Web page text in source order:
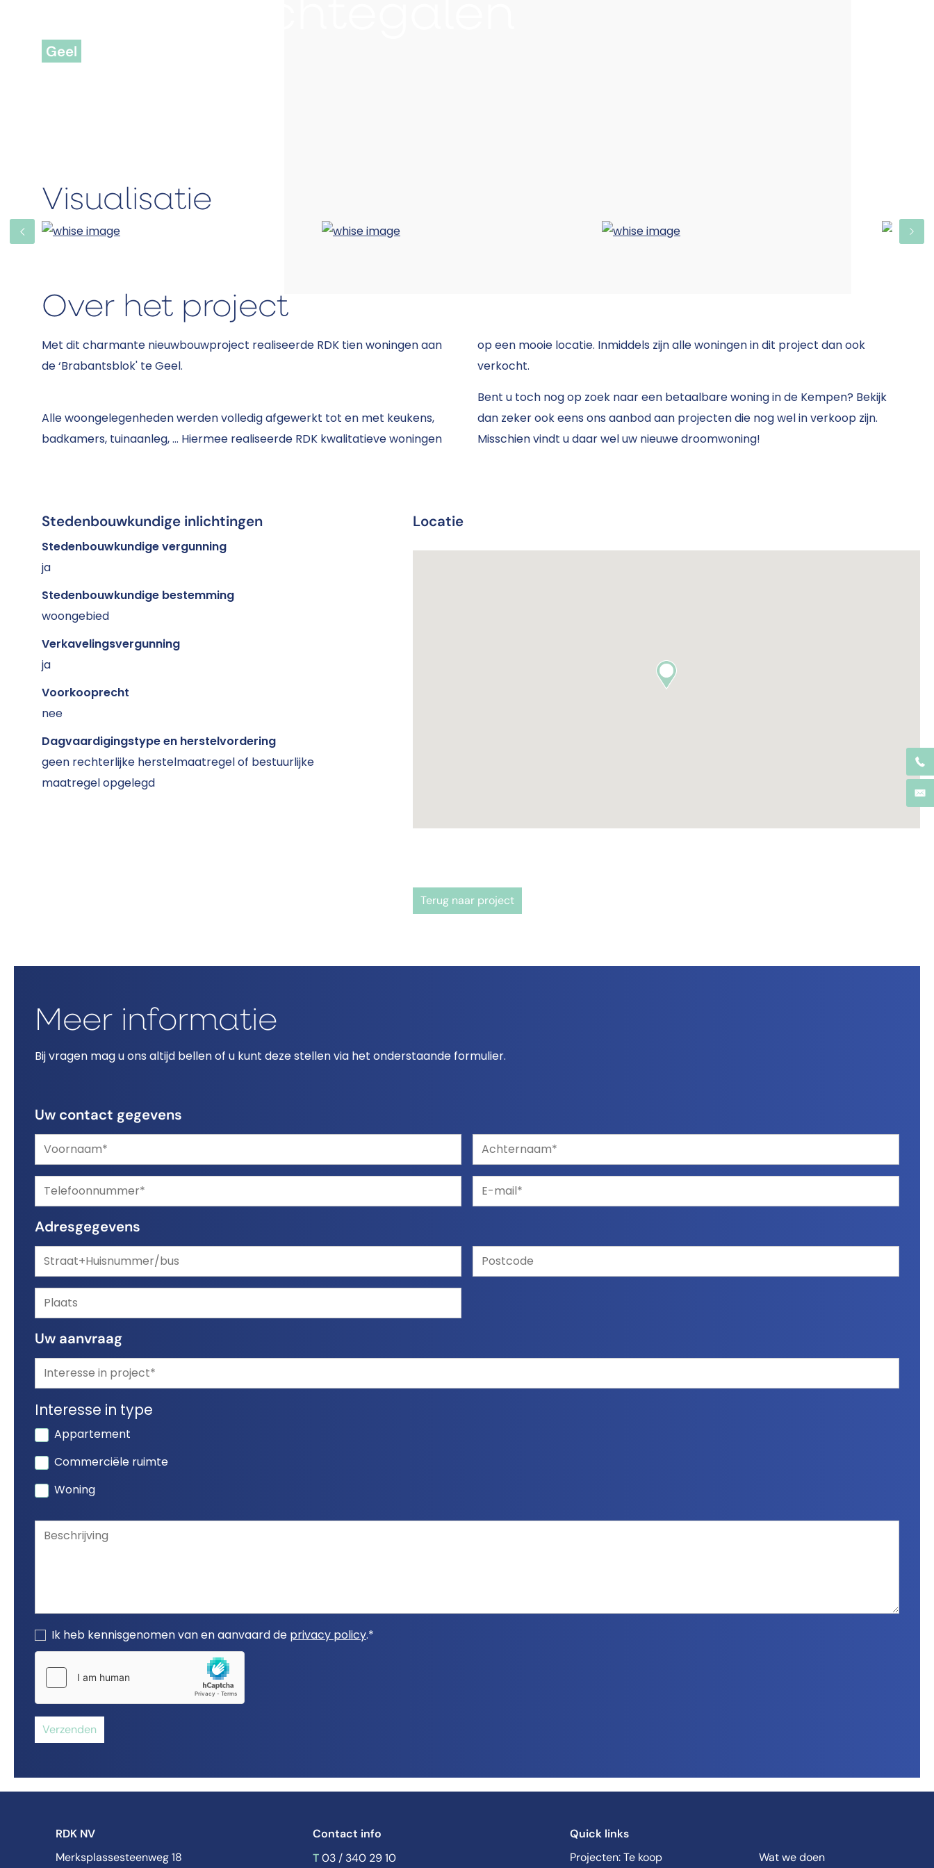
Geel
Visualisatie
Over het project
Met dit charmante nieuwbouwproject realiseerde RDK tien woningen aan
de ‘Brabantsblok' te Geel.
Alle woongelegenheden werden volledig afgewerkt tot en met keukens,
badkamers, tuinaanleg, … Hiermee realiseerde RDK kwalitatieve woningen
op een mooie locatie. Inmiddels zijn alle woningen in dit project dan ook
verkocht.
Bent u toch nog op zoek naar een betaalbare woning in de Kempen? Bekijk
dan zeker ook eens ons aanbod aan projecten die nog wel in verkoop zijn.
Misschien vindt u daar wel uw nieuwe droomwoning!
Stedenbouwkundige inlichtingen
Stedenbouwkundige vergunning
ja
Stedenbouwkundige bestemming
woongebied
Verkavelingsvergunning
ja
Voorkooprecht
nee
Dagvaardigingstype en herstelvordering
geen rechterlijke herstelmaatregel of bestuurlijke
maatregel opgelegd
Locatie
Terug naar project
Uw contact gegevens
Adresgegevens
Uw aanvraag
Appartement
Commerciële ruimte
Woning
Interesse in type
Ik heb kennisgenomen van en aanvaard de privacy policy.*
Verzenden
Meer informatie
Bij vragen mag u ons altijd bellen of u kunt deze stellen via het onderstaande formulier.
RDK NV
Merksplassesteenweg 18
Contact info
T 03 / 340 29 10
Quick links
Projecten: Te koop Wat we doen